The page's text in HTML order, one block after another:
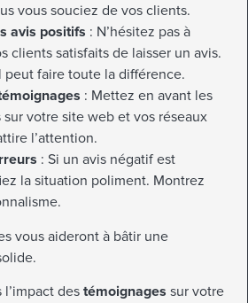
vous souciez de vos clients.
avis positifs : N’hésitez pas à
clients satisfaits de laisser un avis.
peut faire toute la différence.
: Mettez en avant les
votre site web et vos réseaux
l’attention.
: Si un avis négatif est
la situation poliment. Montrez
vous aideront à bâtir une
des témoignages sur votre